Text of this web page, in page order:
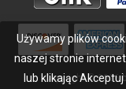
Copyright ©2026
Używamy plików
naszej stronie
lub klikając